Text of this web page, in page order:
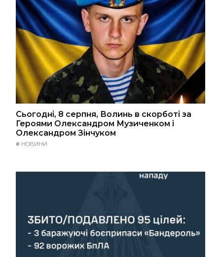
Сьогодні, 8 серпня, Волинь в скорботі за
Героями Олександром Музиченком і
Олександром Зінчуком
# НОВИНИ